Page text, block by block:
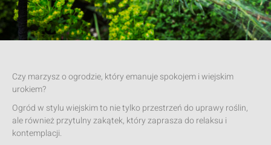
Czy marzysz o ogrodzie, który emanuje spokojem i wiejskim
urokiem?
Ogród w stylu wiejskim to nie tylko przestrzeń do uprawy roślin,
ale również przytulny zakątek, który zaprasza do relaksu i
kontemplacji.